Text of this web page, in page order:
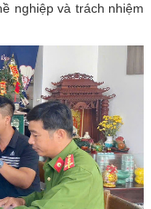
nghiệp và trách nhiệm